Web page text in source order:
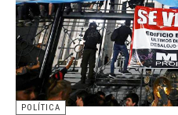
POLÍTICA